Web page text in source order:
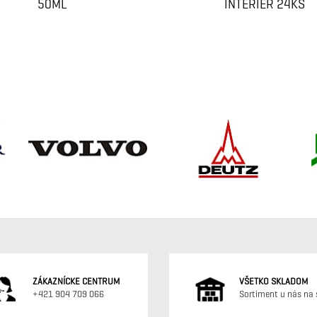
50ML INTERIÉR 24KS
ZÁKAZNÍCKE CENTRUM
+421 904 709 066
VŠETKO SKLADOM
Sortiment u nás na